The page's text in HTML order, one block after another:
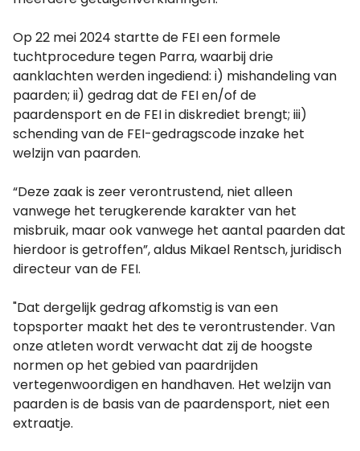
Op 22 mei 2024 startte de FEI een formele
tuchtprocedure tegen Parra, waarbij drie
aanklachten werden ingediend: i) mishandeling van
paarden; ii) gedrag dat de FEI en/of de
paardensport en de FEI in diskrediet brengt; iii)
schending van de FEI-gedragscode inzake het
welzijn van paarden.
“Deze zaak is zeer verontrustend, niet alleen
vanwege het terugkerende karakter van het
misbruik, maar ook vanwege het aantal paarden dat
hierdoor is getroffen”, aldus Mikael Rentsch, juridisch
directeur van de FEI.
"Dat dergelijk gedrag afkomstig is van een
topsporter maakt het des te verontrustender. Van
onze atleten wordt verwacht dat zij de hoogste
normen op het gebied van paardrijden
vertegenwoordigen en handhaven. Het welzijn van
paarden is de basis van de paardensport, niet een
extraatje.